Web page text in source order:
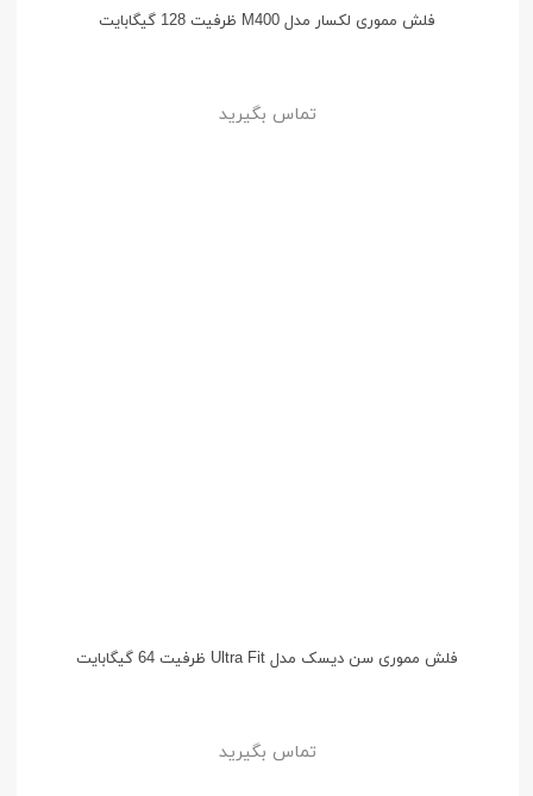
فلش مموری لکسار مدل M400 ظرفیت 128 گیگابایت
تماس بگیرید
فلش مموری سن دیسک مدل Ultra Fit ظرفیت 64 گیگابایت
تماس بگیرید